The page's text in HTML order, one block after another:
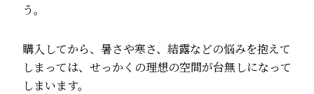
う。
購入してから、暑さや寒さ、結露などの悩みを抱えて
しまっては、せっかくの理想の空間が台無しになって
しまいます。